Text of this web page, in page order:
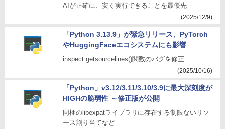
AIが正確に、安く実行できることを最優先
(2025/12/9)
「Python 3.13.9」が緊急リリース、PyTorch
やHuggingFaceエコシステムにも影響
inspect.getsourcelines()関数のバグを修正
(2025/10/16)
「Python」v3.12/3.11/3.10/3.9に最大深刻度が
HIGHの脆弱性 ～修正版が公開
同梱のlibexpatライブラリに存在する制限ないリソ
ース割り当てなど